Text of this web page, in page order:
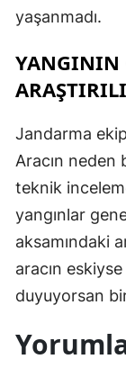
yaşanmadı.
YANGININ
Jandarma
Aracın neden
teknik
yangınlar
aksamındaki
aracın
duyuyorsan